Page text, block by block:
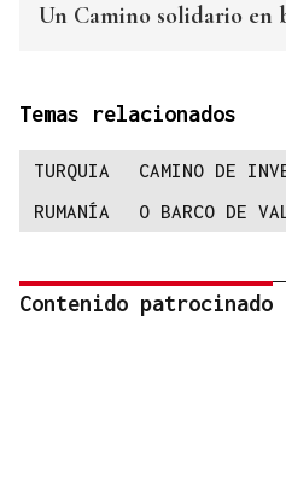
Un Camino solidario en
Temas relacionados
TURQUIA CAMINO DE
RUMANÍA
O BARCO DE
Contenido patrocinado